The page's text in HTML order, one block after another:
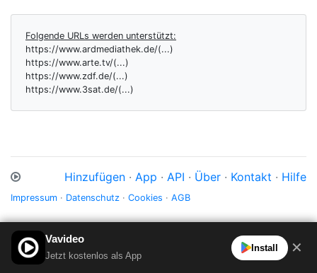
Folgende URLs werden unterstützt:
https://www.ardmediathek.de/(...)
https://www.arte.tv/(...)
https://www.zdf.de/(...)
https://www.3sat.de/(...)
Hinzufügen · App · API · Über · Kontakt · Hilfe
Impressum · Datenschutz · Cookies · AGB
Vavideo
Jetzt kostenlos als App
Install ✕